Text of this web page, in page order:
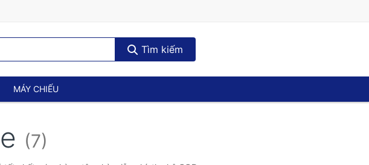
Tìm kiếm
MÁY CHIẾU
(7)